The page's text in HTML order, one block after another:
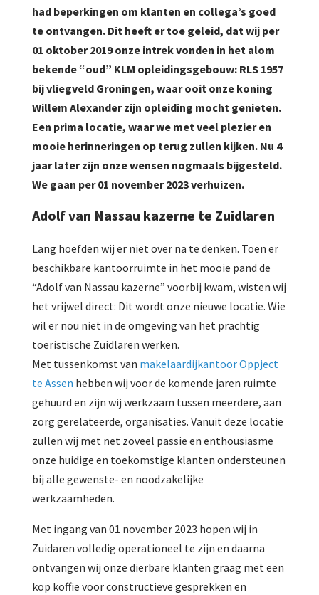
had beperkingen om klanten en collega’s goed
te ontvangen. Dit heeft er toe geleid, dat wij per
01 oktober 2019 onze intrek vonden in het alom
bekende “oud” KLM opleidingsgebouw: RLS 1957
bij vliegveld Groningen, waar ooit onze koning
Willem Alexander zijn opleiding mocht genieten.
Een prima locatie, waar we met veel plezier en
mooie herinneringen op terug zullen kijken. Nu 4
jaar later zijn onze wensen nogmaals bijgesteld.
We gaan per 01 november 2023 verhuizen.
Adolf van Nassau kazerne te Zuidlaren
Lang hoefden wij er niet over na te denken. Toen er
beschikbare kantoorruimte in het mooie pand de
“Adolf van Nassau kazerne” voorbij kwam, wisten wij
het vrijwel direct: Dit wordt onze nieuwe locatie. Wie
wil er nou niet in de omgeving van het prachtig
toeristische Zuidlaren werken.
Met tussenkomst van makelaardijkantoor Oppject
te Assen hebben wij voor de komende jaren ruimte
gehuurd en zijn wij werkzaam tussen meerdere, aan
zorg gerelateerde, organisaties. Vanuit deze locatie
zullen wij met net zoveel passie en enthousiasme
onze huidige en toekomstige klanten ondersteunen
bij alle gewenste- en noodzakelijke
werkzaamheden.
Met ingang van 01 november 2023 hopen wij in
Zuidaren volledig operationeel te zijn en daarna
ontvangen wij onze dierbare klanten graag met een
kop koffie voor constructieve gesprekken en